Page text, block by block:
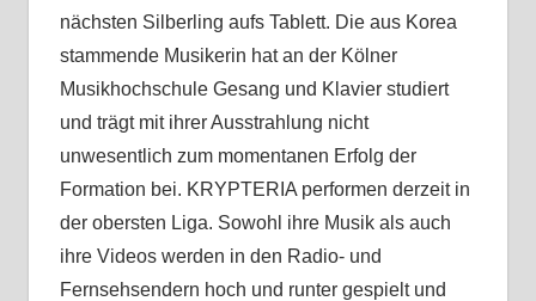
nächsten Silberling aufs Tablett. Die aus Korea
stammende Musikerin hat an der Kölner
Musikhochschule Gesang und Klavier studiert
und trägt mit ihrer Ausstrahlung nicht
unwesentlich zum momentanen Erfolg der
Formation bei. KRYPTERIA performen derzeit in
der obersten Liga. Sowohl ihre Musik als auch
ihre Videos werden in den Radio- und
Fernsehsendern hoch und runter gespielt und